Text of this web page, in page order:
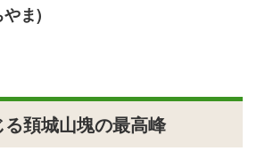
ま)
頚城山塊の最高峰